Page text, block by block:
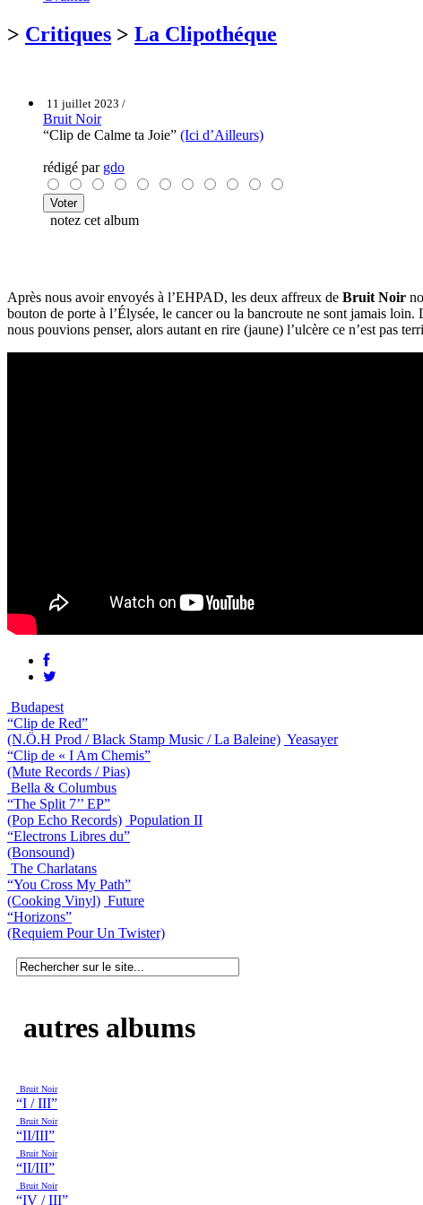
> Critiques > La Clipothéque
11 juillet 2023 /
Bruit Noir
“Clip de Calme ta Joie” (Ici d’Ailleurs)
rédigé par gdo
notez cet album
Après nous avoir envoyés à l’EHPAD, les deux affreux de Bruit Noir
bouton de porte à l’Élysée, le cancer ou la bancroute ne sont jamais loin.
nous pouvions penser, alors autant en rire (jaune) l’ulcère ce n’est pas
Budapest
“Clip de Red”
(N.Ö.H Prod / Black Stamp Music / La Baleine) Yeasayer
“Clip de « I Am Chemis”
(Mute Records / Pias)
Bella & Columbus
“The Split 7’’ EP”
(Pop Echo Records) Population II
“Electrons Libres du”
(Bonsound)
The Charlatans
“You Cross My Path”
(Cooking Vinyl) Future
“Horizons”
(Requiem Pour Un Twister)
autres albums
Bruit Noir
“I / III”
Bruit Noir
“II/III”
Bruit Noir
“II/III”
Bruit Noir
“IV / III”